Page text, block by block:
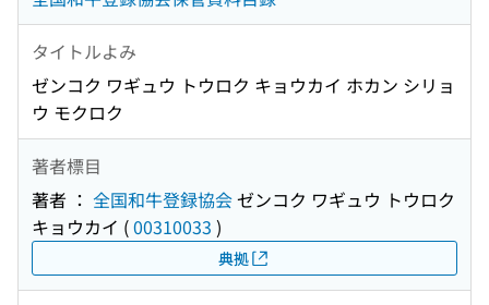
タイトルよみ
ゼンコク ワギュウ トウロク キョウカイ ホカン シリョ
ウ モクロク
著者標目
著者 ： 全国和牛登録協会ゼンコク ワギュウ トウロク
キョウカイ (00310033 )
典拠